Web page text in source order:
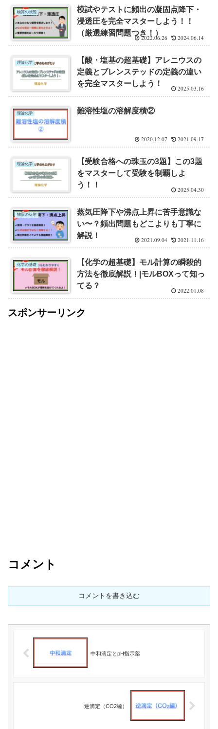
物質の状態
模試やテストに頻出の凝固点降下・
浸透圧を完全マスターしよう！！
（厳選練習問題つき！）
2022.06.26 2024.06.14
理論化学
【酸・塩基の超基礎】アレニウスの
定義とブレンステッドの定義の違い
を完全マスターしよう！
2025.03.16
理論化学 難溶性塩の溶解度積②
2020.12.07 2021.09.17
理論化学
【受験合格への珠玉の3題】この3題
をマスターして受験を制覇しよ
う！！
2025.04.30
物質の状態
蒸気圧降下や沸点上昇に苦手意識な
い〜？頻出問題もどこよりも丁寧に
解説！
2021.09.04 2021.11.16
化学の基礎
【化学の超基礎】モル計算の瞬殺的
方法を徹底解説！|モルBOXって知っ
てる？
2022.01.08
スポンサーリンク
コメント
コメントを書き込む
中和滴定とpH指示薬
逆滴定（CO2編）